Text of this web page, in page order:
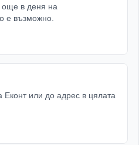
още в деня на
е възможно.
или до адрес в цялата